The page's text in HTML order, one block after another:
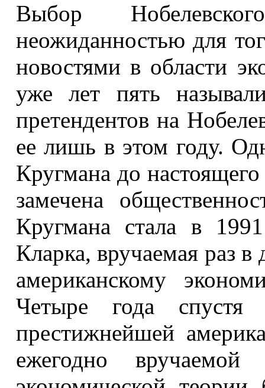
Выбор
неожиданностью для
новостями в области
уже лет пять
претендентов на
ее лишь в этом году.
Кругмана до
замечена
Кругмана стала в
Кларка, вручаемая раз
американскому
Четыре года спустя
престижнейшей
ежегодно вручаемой